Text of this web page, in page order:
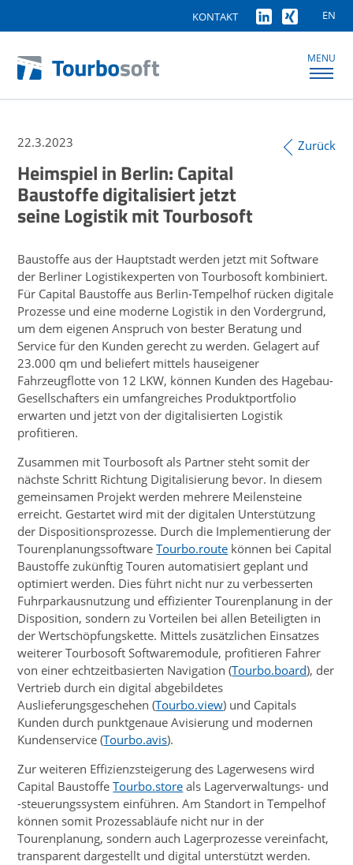
EN
KONTAKT
MENU
22.3.2023
Heimspiel in Berlin: Capital
Baustoffe digitalisiert jetzt
seine Logistik mit Tourbosoft
Baustoffe aus der Hauptstadt werden jetzt mit Software
der Berliner Logistikexperten von Tourbosoft kombiniert.
Für Capital Baustoffe aus Berlin-Tempelhof rücken digitale
Prozesse und eine moderne Logistik in den Vordergrund,
um dem eigenen Anspruch von bester Beratung und
Service für den Kunden gerecht zu werden. Gelagert auf
23.000 qm und beliefert mittels hauseigener
Fahrzeugflotte von 12 LKW, können Kunden des Hagebau-
Gesellschafters ein umfangreiches Produktportfolio
erwarten und jetzt von der digitalisierten Logistik
profitieren.
Zusammen mit Tourbosoft als Partner steht somit der
nächste Schritt Richtung Digitalisierung bevor. In diesem
gemeinsamen Projekt werden mehrere Meilensteine
erreicht. Gestartet wird mit der digitalen Unterstützung
der Dispositionsprozesse. Durch die Implementierung der
TourenplanungssoftwareTourbo.route können bei Capital
Baustoffe zukünftig Touren automatisiert geplant und
optimiert werden. Dies führt nicht nur zu verbesserten
Fuhrparkausnutzung und effizienter Tourenplanung in der
Disposition, sondern zu Vorteilen bei allen Beteiligten in
der Wertschöpfungskette. Mittels zusätzlichen Einsatzes
weiterer Tourbosoft Softwaremodule, profitieren Fahrer
von einer echtzeitbasierten Navigation (Tourbo.board), der
Vertrieb durch ein digital abgebildetes
Auslieferungsgeschehen (Tourbo.view) und Capitals
Kunden durch punktgenaue Avisierung und modernen
Kundenservice (Tourbo.avis).
Zur weiteren Effizienzsteigerung des Lagerwesens wird
Capital BaustoffeTourbo.store als Lagerverwaltungs- und
-steuerungssystem einführen. Am Standort in Tempelhof
können somit Prozessabläufe nicht nur in der
Tourenplanung, sondern auch Lagerprozesse vereinfacht,
transparent dargestellt und digital unterstützt werden.
Zurück